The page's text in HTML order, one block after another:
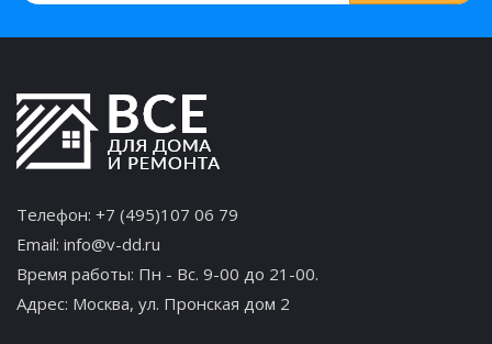
Телефон: +7 (495)107 06 79
Email: info@v-dd.ru
Время работы: Пн - Вс. 9-00 до 21-00.
Адрес: Москва, ул. Пронская дом 2